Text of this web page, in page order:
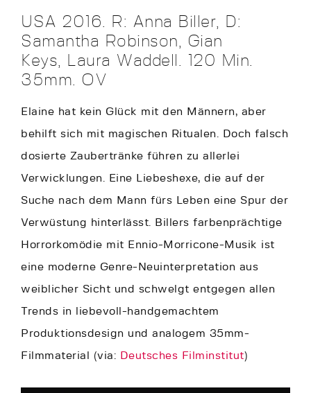
USA 2016. R: Anna Biller, D:
Samantha Robinson, Gian
Keys, Laura Waddell. 120 Min.
35mm. OV
Elaine hat kein Glück mit den Männern, aber
behilft sich mit magischen Ritualen. Doch falsch
dosierte Zaubertränke führen zu allerlei
Verwicklungen. Eine Liebeshexe, die auf der
Suche nach dem Mann fürs Leben eine Spur der
Verwüstung hinterlässt. Billers farbenprächtige
Horrorkomödie mit Ennio-Morricone-Musik ist
eine moderne Genre-Neuinterpretation aus
weiblicher Sicht und schwelgt entgegen allen
Trends in liebevoll-handgemachtem
Produktionsdesign und analogem 35mm-
Filmmaterial (via: Deutsches Filminstitut)